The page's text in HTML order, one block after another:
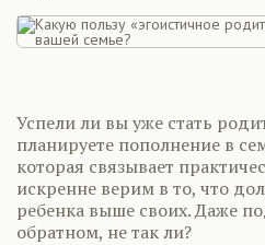
Успели ли вы уже стать
планируете пополнение в
которая связывает
искренне верим в то, что
ребенка выше своих. Даже
обратном, не так ли?